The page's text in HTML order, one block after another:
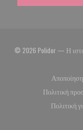
© 2026 Polidor — Η
Πολιτική
Πολιτική